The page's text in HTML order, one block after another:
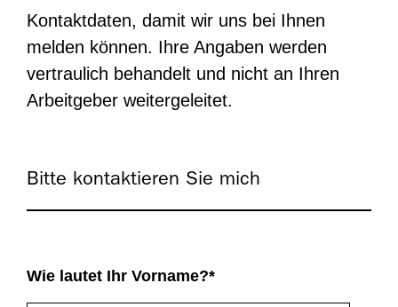
Kontaktdaten, damit wir uns bei Ihnen
melden können. Ihre Angaben werden
vertraulich behandelt und nicht an Ihren
Arbeitgeber weitergeleitet.
Bitte kontaktieren Sie mich
Wie lautet Ihr Vorname?*